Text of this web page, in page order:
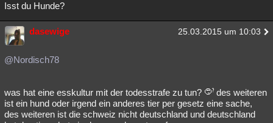
Isst du Hunde?
dasewige 25.03.2015 um 10:03
@Nordisch78
was hat eine esskultur mit der todesstrafe zu tun?
des weiteren
ist ein hund oder irgend ein anderes tier per gesetz eine sache,
des weiteren ist die schweiz nicht deutschland und deutschland